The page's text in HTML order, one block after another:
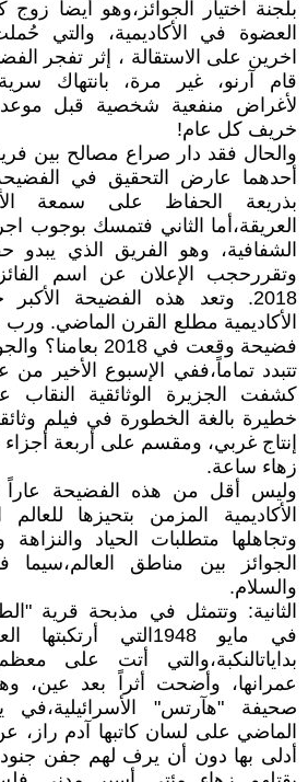
بلجنة اختيار الجوائز،وهو أيضاً زوج
العضوة في الأكاديمية، والتي
قام آرنو، غير مرة، بانتهاك
لأغراض منفعية شخصية قبل موعد
خريف كل عام!
والحال فقد دار صراع مصالح بين
أحدهما عارض التحقيق في الفضيحة
بذريعة الحفاظ على سمعة
العريقة،أما الثاني فتمسك بوجوب
الشفافية، وهو الفريق الذي
وتقررحجب الإعلان عن اسم
2018. وتعد هذه الفضيحة
الأكاديمية مطلع القرن الماضي.
فضيحة وقعت في 2018
تتبدد تماماً،ففي الإسبوع الأخير من
كشفت الجزيرة الوثائقية
خطيرة بالغة الخطورة في فيلم
إنتاج غربي، ومقسم على أربعة
زهاء ساعة.
وليس أقل من هذه الفضيحة عاراً
الأكاديمية المزمن بتحيزها
وتجاهلها متطلبات الحياد والنزاهة
الجوائز بين مناطق
والسلام.
الثانية: وتتمثل في مذبحة قرية
في مايو 1948التي
بداياتالنكبة،والتي أتت على
عمرانها، وأضحت أثراً بعد عين،
صحيفة "هآرتس" الأسرائيلية،في
الماضي على لسان كاتبها آدم راز،
أدلى بها دون أن يرف لهم جفن جنود